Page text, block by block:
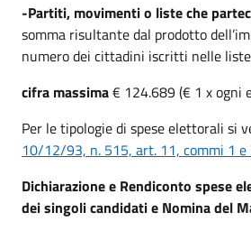
-Partiti, movimenti o liste che
somma risultante dal prodotto
numero dei cittadini iscritti nelle
cifra massima€ 124.689 (€ 1 x ogni
Per le tipologie di spese elettorali si
10/12/93, n. 515, art. 11, commi 1 e
Dichiarazione e Rendiconto spese
dei singoli candidati e Nomina del